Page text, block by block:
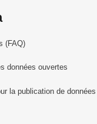
(FAQ)
données ouvertes
la publication de données